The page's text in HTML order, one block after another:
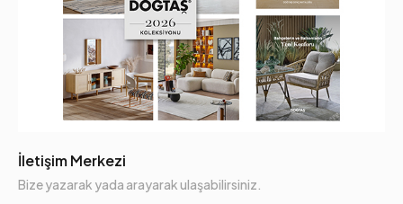
İletişim Merkezi
Bize yazarak yada arayarak ulaşabilirsiniz.